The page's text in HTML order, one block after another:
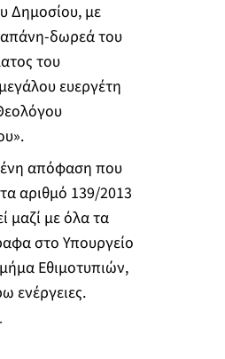
Δημοσίου, με
δωρεά του
του
ευεργέτη
απόφαση που
αριθμό 139/2013
μαζί με όλα τα
στο Υπουργείο
Εθιμοτυπιών,
ενέργειες.